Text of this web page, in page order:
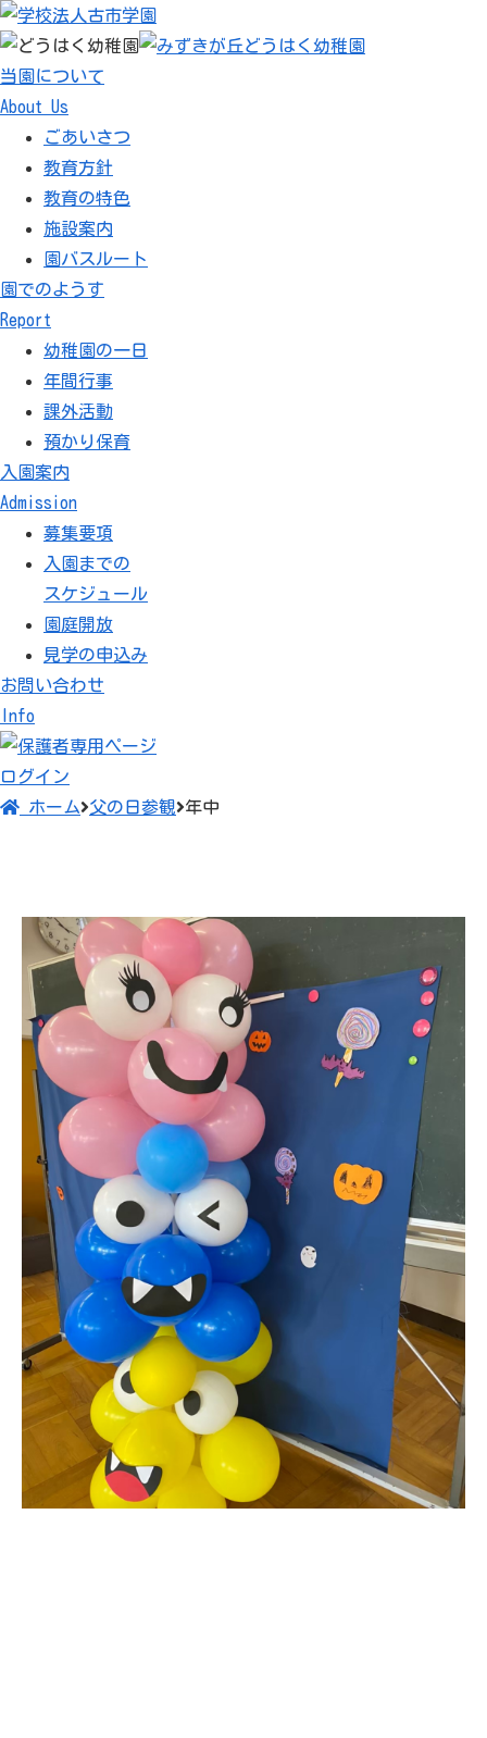
当園について
About Us
ごあいさつ
教育方針
教育の特色
施設案内
園バスルート
園でのようす
Report
幼稚園の一日
年間行事
課外活動
預かり保育
入園案内
Admission
募集要項
入園までの
スケジュール
園庭開放
見学の申込み
お問い合わせ
Info
ログイン
ホーム
父の日参観 年中